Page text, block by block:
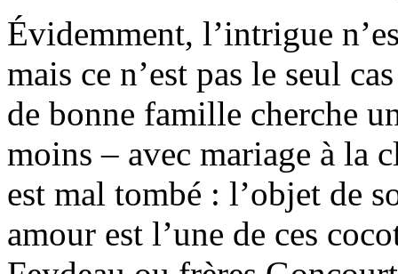
Évidemment, l’intrigue
mais ce n’est pas le seul
de bonne famille cherche
moins – avec mariage à la
est mal tombé : l’objet de
amour est l’une de ces